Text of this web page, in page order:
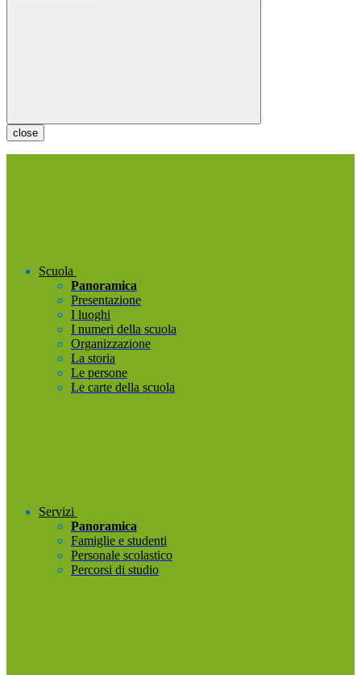
close
Scuola
Panoramica
Presentazione
I luoghi
I numeri della scuola
Organizzazione
La storia
Le persone
Le carte della scuola
Servizi
Panoramica
Famiglie e studenti
Personale scolastico
Percorsi di studio